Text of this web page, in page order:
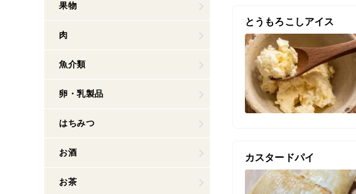
果物
肉
魚介類
卵・乳製品
はちみつ
お酒
お茶
とうもろこしアイス
カスタードパイ